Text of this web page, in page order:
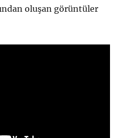
oluşan görüntüler